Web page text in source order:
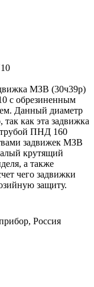
МЗВ (30ч39р)
с обрезиненным
Данный диаметр
как эта задвижка
трубой ПНД 160
задвижек МЗВ
крутящий
а также
чего задвижки
защиту.
Россия